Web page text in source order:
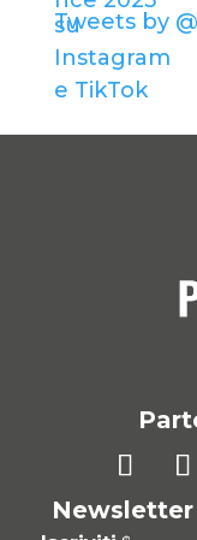
Tweets by
Newsletter